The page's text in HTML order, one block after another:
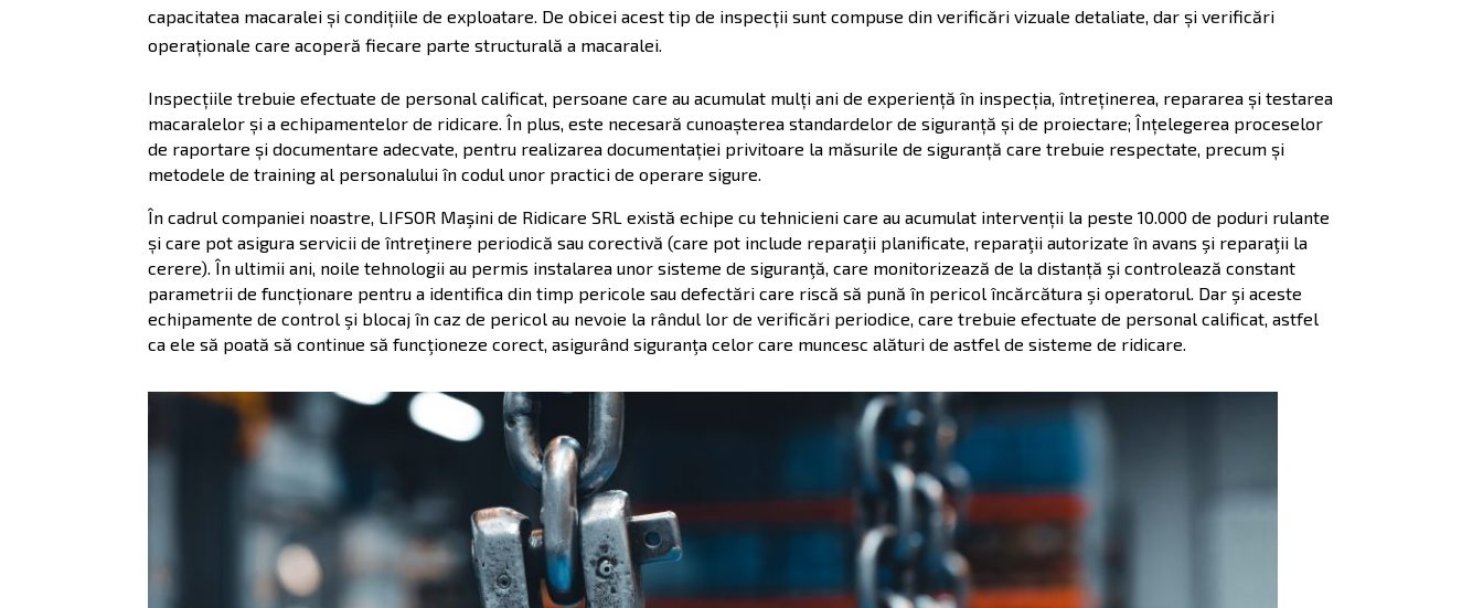
capacitatea macaralei și condițiile de exploatare. De obicei acest tip de inspecții sunt compuse din verificări vizuale detaliate, dar și verificări
operaționale care acoperă fiecare parte structurală a macaralei.
Inspecțiile trebuie efectuate de personal calificat, persoane care au acumulat mulți ani de experiență în inspecția, întreținerea, repararea și testarea
macaralelor și a echipamentelor de ridicare. În plus, este necesară cunoașterea standardelor de siguranță și de proiectare; Înțelegerea proceselor
de raportare și documentare adecvate, pentru realizarea documentației privitoare la măsurile de siguranță care trebuie respectate, precum și
metodele de training al personalului în codul unor practici de operare sigure.
În cadrul companiei noastre, LIFSOR Maşini de Ridicare SRL există echipe cu tehnicieni care au acumulat intervenții la peste 10.000 de poduri rulante
și care pot asigura servicii de întreţinere periodică sau corectivă (care pot include reparaţii planificate, reparaţii autorizate în avans şi reparaţii la
cerere). În ultimii ani, noile tehnologii au permis instalarea unor sisteme de siguranţă, care monitorizează de la distanță şi controlează constant
parametrii de funcționare pentru a identifica din timp pericole sau defectări care riscă să pună în pericol încărcătura şi operatorul. Dar şi aceste
echipamente de control şi blocaj în caz de pericol au nevoie la rândul lor de verificări periodice, care trebuie efectuate de personal calificat, astfel
ca ele să poată să continue să funcţioneze corect, asigurând siguranţa celor care muncesc alături de astfel de sisteme de ridicare.